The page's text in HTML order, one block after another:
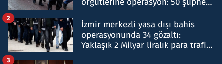
örgütlerine operasyon: 50 şüpheli
İzmir merkezli yasa dışı bahis
operasyonunda 34 gözaltı:
Yaklaşık 2 Milyar liralık para trafiği
2
3